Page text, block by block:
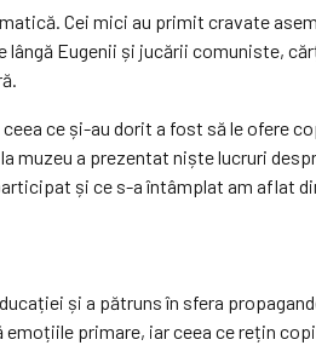
Cei mici au primit cravate
Eugenii și jucării comuniste,
ce și-au dorit a fost să le ofere
muzeu a prezentat niște lucruri
și ce s-a întâmplat am aflat
și a pătruns în sfera
primare, iar ceea ce rețin